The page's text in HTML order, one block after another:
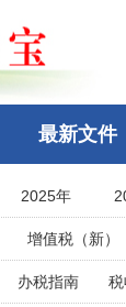
最新文件
2025年
2020年
2015年
2010年
增值税（新）
个人所得税
办税指南